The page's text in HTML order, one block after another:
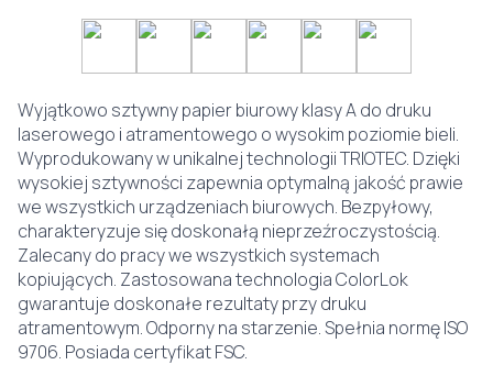
Wyjątkowo sztywny papier biurowy klasy A do druku
laserowego i atramentowego o wysokim poziomie bieli.
Wyprodukowany w unikalnej technologii TRIOTEC. Dzięki
wysokiej sztywności zapewnia optymalną jakość prawie
we wszystkich urządzeniach biurowych. Bezpyłowy,
charakteryzuje się doskonałą nieprzeźroczystością.
Zalecany do pracy we wszystkich systemach
kopiujących. Zastosowana technologia ColorLok
gwarantuje doskonałe rezultaty przy druku
atramentowym. Odporny na starzenie. Spełnia normę ISO
9706. Posiada certyfikat FSC.